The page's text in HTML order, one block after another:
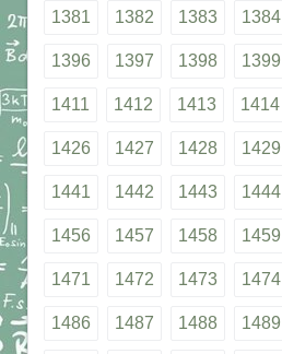
1381 1382 1383 1384
1396 1397 1398 1399
1411 1412 1413 1414
1426 1427 1428 1429
1441 1442 1443 1444
1456 1457 1458 1459
1471 1472 1473 1474
1486 1487 1488 1489